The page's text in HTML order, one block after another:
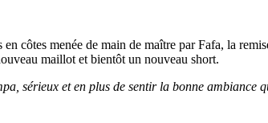
côtes menée de main de maître par Fafa, la
maillot et bientôt un nouveau short.
sérieux et en plus de sentir la bonne ambiance